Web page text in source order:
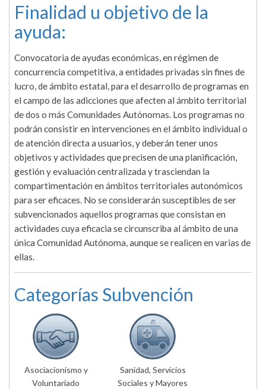
Finalidad u objetivo de la
ayuda:
Convocatoria de ayudas económicas, en régimen de
concurrencia competitiva, a entidades privadas sin fines de
lucro, de ámbito estatal, para el desarrollo de programas en
el campo de las adicciones que afecten al ámbito territorial
de dos o más Comunidades Autónomas. Los programas no
podrán consistir en intervenciones en el ámbito individual o
de atención directa a usuarios, y deberán tener unos
objetivos y actividades que precisen de una planificación,
gestión y evaluación centralizada y trasciendan la
compartimentación en ámbitos territoriales autonómicos
para ser eficaces. No se considerarán susceptibles de ser
subvencionados aquellos programas que consistan en
actividades cuya eficacia se circunscriba al ámbito de una
única Comunidad Autónoma, aunque se realicen en varias de
ellas.
Categorías Subvención
Asociacionismo y
Voluntariado
Sanidad, Servicios
Sociales y Mayores